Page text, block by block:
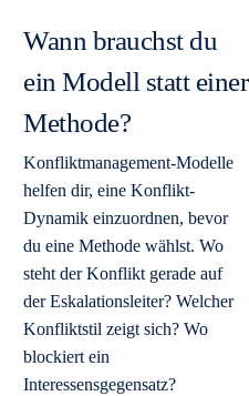
Wann brauchst du
ein Modell statt einer
Methode?
Konfliktmanagement-Modelle
helfen dir, eine Konflikt-
Dynamik einzuordnen, bevor
du eine Methode wählst. Wo
steht der Konflikt gerade auf
der Eskalationsleiter? Welcher
Konfliktstil zeigt sich? Wo
blockiert ein
Interessensgegensatz?